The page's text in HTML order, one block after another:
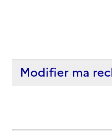
Modifier ma